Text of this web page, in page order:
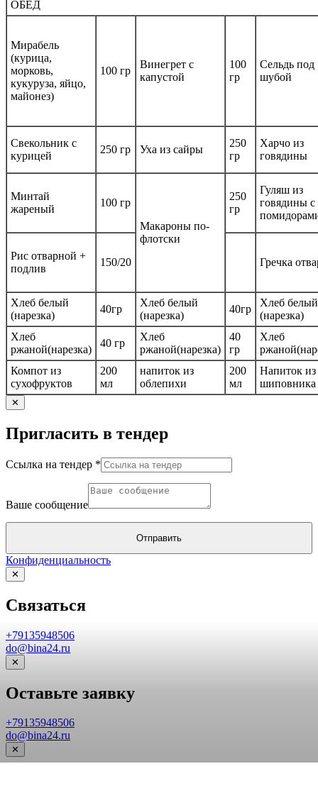
ОБЕД
Мирабель
(курица,
морковь,
кукуруза, яйцо,
майонез)
100 гр
Винегрет с
капустой
100
гр
Сельдь под
шубой
Свекольник с
курицей
250 гр Уха из сайры
250
гр
Харчо из
говядины
Минтай
жареный
100 гр
Макароны по-
флотски
250
гр
Гуляш из
говядины с
Рис отварной +
подлив
150/20 Гречка
Хлеб белый
(нарезка)
40гр
Хлеб белый
(нарезка)
40гр
Хлеб белый
(нарезка)
Хлеб
ржаной(нарезка)
40 гр
Хлеб
ржаной(нарезка)
40
гр
Хлеб
Компот из
сухофруктов
200
мл
напиток из
облепихи
200
мл
Напиток из
шиповника
✕
Пригласить в тендер
Ссылка
Ссылка на тендер *
Ваше сообщение
Отправить
Конфиденциальность
✕
Связаться
+79135948506
do@bina24.ru
✕
Оставьте заявку
+79135948506
do@bina24.ru
✕